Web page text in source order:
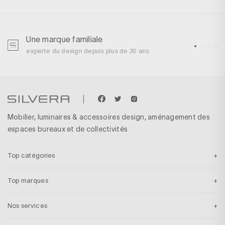
Une marque familiale
experte du design depuis plus de 30 ans
Mobilier, luminaires & accessoires design, aménagement des
espaces bureaux et de collectivités
Top catégories
Top marques
Nos services